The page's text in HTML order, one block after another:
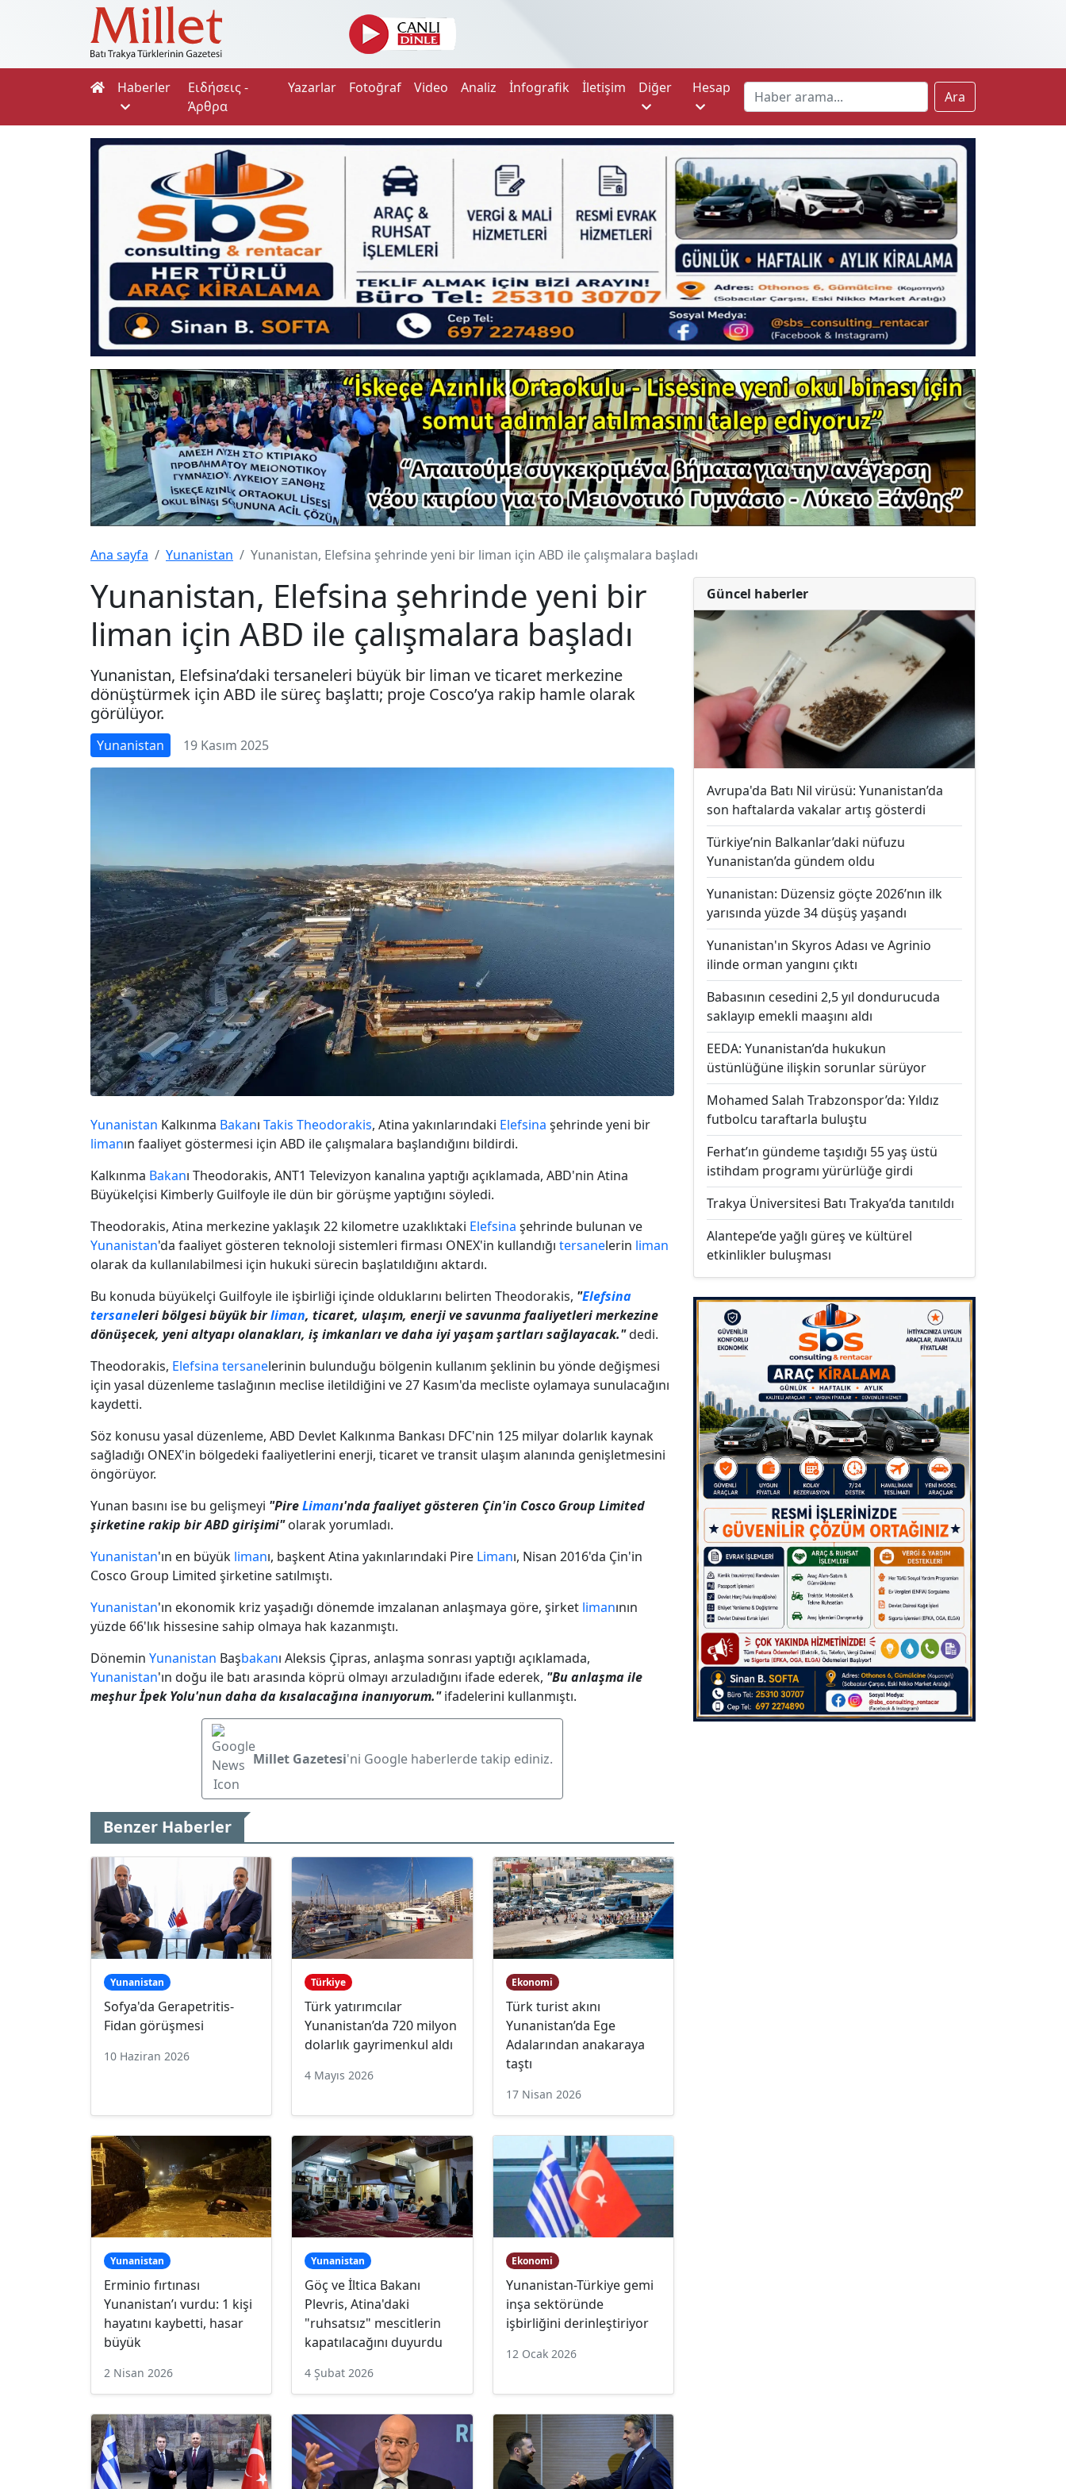
Haberler
Ειδήσεις -
Άρθρα
Yazarlar Fotoğraf Video Analiz İnfografik İletişim Diğer Hesap
Ara
Ana sayfa Yunanistan Yunanistan, Elefsina şehrinde yeni bir liman için ABD ile çalışmalara başladı
Yunanistan, Elefsina şehrinde yeni bir
liman için ABD ile çalışmalara başladı
Yunanistan, Elefsina’daki tersaneleri büyük bir liman ve ticaret merkezine
dönüştürmek için ABD ile süreç başlattı; proje Cosco’ya rakip hamle olarak
görülüyor.
Yunanistan 19 Kasım 2025
Yunanistan Kalkınma Bakanı Takis Theodorakis, Atina yakınlarındaki Elefsina şehrinde yeni bir
limanın faaliyet göstermesi için ABD ile çalışmalara başlandığını bildirdi.
Kalkınma Bakanı Theodorakis, ANT1 Televizyon kanalına yaptığı açıklamada, ABD'nin Atina
Büyükelçisi Kimberly Guilfoyle ile dün bir görüşme yaptığını söyledi.
Theodorakis, Atina merkezine yaklaşık 22 kilometre uzaklıktaki Elefsina şehrinde bulunan ve
Yunanistan'da faaliyet gösteren teknoloji sistemleri firması ONEX'in kullandığı tersanelerin liman
olarak da kullanılabilmesi için hukuki sürecin başlatıldığını aktardı.
Bu konuda büyükelçi Guilfoyle ile işbirliği içinde olduklarını belirten Theodorakis, "Elefsina
tersaneleri bölgesi büyük birliman, ticaret, ulaşım, enerji ve savunma faaliyetleri merkezine
dönüşecek, yeni altyapı olanakları, iş imkanları ve daha iyi yaşam şartları sağlayacak."dedi.
Theodorakis, Elefsina tersanelerinin bulunduğu bölgenin kullanım şeklinin bu yönde değişmesi
için yasal düzenleme taslağının meclise iletildiğini ve 27 Kasım'da mecliste oylamaya sunulacağını
kaydetti.
Söz konusu yasal düzenleme, ABD Devlet Kalkınma Bankası DFC'nin 125 milyar dolarlık kaynak
sağladığı ONEX'in bölgedeki faaliyetlerini enerji, ticaret ve transit ulaşım alanında genişletmesini
öngörüyor.
Yunan basını ise bu gelişmeyi "PireLimanı'nda faaliyet gösteren Çin'in Cosco Group Limited
şirketine rakip bir ABD girişimi"olarak yorumladı.
Yunanistan'ın en büyük limanı, başkent Atina yakınlarındaki Pire Limanı, Nisan 2016'da Çin'in
Cosco Group Limited şirketine satılmıştı.
Yunanistan'ın ekonomik kriz yaşadığı dönemde imzalanan anlaşmaya göre, şirket limanının
yüzde 66'lık hissesine sahip olmaya hak kazanmıştı.
Dönemin Yunanistan Başbakanı Aleksis Çipras, anlaşma sonrası yaptığı açıklamada,
Yunanistan'ın doğu ile batı arasında köprü olmayı arzuladığını ifade ederek, "Bu anlaşma ile
meşhur İpek Yolu'nun daha da kısalacağına inanıyorum."ifadelerini kullanmıştı.
Millet Gazetesi'ni Google haberlerde takip ediniz.
Benzer Haberler
Yunanistan
Sofya'da Gerapetritis-
Fidan görüşmesi
10 Haziran 2026
Türkiye
Türk yatırımcılar
Yunanistan’da 720 milyon
dolarlık gayrimenkul aldı
4 Mayıs 2026
Ekonomi
Türk turist akını
Yunanistan’da Ege
Adalarından anakaraya
taştı
17 Nisan 2026
Yunanistan
Erminio fırtınası
Yunanistan’ı vurdu: 1 kişi
hayatını kaybetti, hasar
büyük
2 Nisan 2026
Yunanistan
Göç ve İltica Bakanı
Plevris, Atina'daki
"ruhsatsız" mescitlerin
kapatılacağını duyurdu
4 Şubat 2026
Ekonomi
Yunanistan-Türkiye gemi
inşa sektöründe
işbirliğini derinleştiriyor
12 Ocak 2026
Güncel haberler
Avrupa'da Batı Nil virüsü: Yunanistan’da
son haftalarda vakalar artış gösterdi
Türkiye’nin Balkanlar’daki nüfuzu
Yunanistan’da gündem oldu
Yunanistan: Düzensiz göçte 2026’nın ilk
yarısında yüzde 34 düşüş yaşandı
Yunanistan'ın Skyros Adası ve Agrinio
ilinde orman yangını çıktı
Babasının cesedini 2,5 yıl dondurucuda
saklayıp emekli maaşını aldı
EEDA: Yunanistan’da hukukun
üstünlüğüne ilişkin sorunlar sürüyor
Mohamed Salah Trabzonspor’da: Yıldız
futbolcu taraftarla buluştu
Ferhat’ın gündeme taşıdığı 55 yaş üstü
istihdam programı yürürlüğe girdi
Trakya Üniversitesi Batı Trakya’da tanıtıldı
Alantepe’de yağlı güreş ve kültürel
etkinlikler buluşması